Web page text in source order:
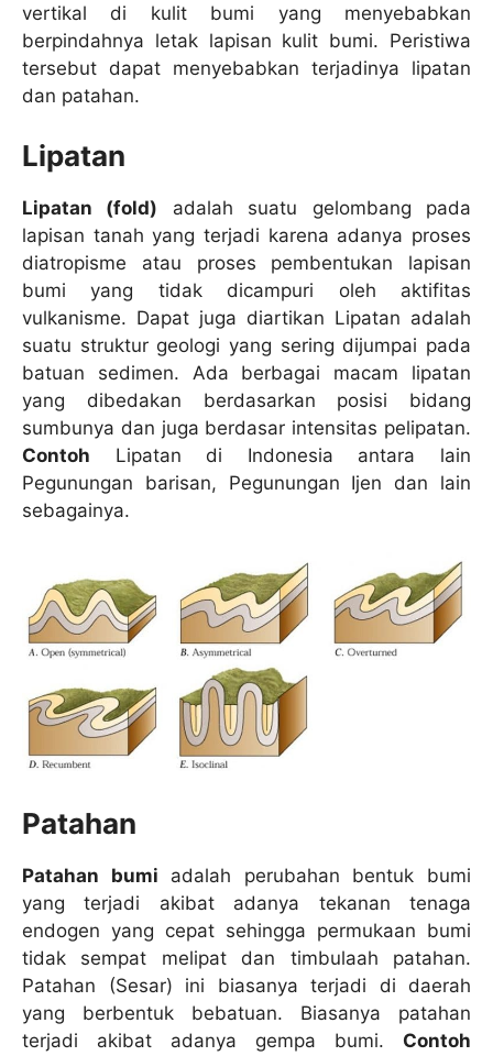
vertikal di kulit bumi yang menyebabkan
berpindahnya letak lapisan kulit bumi. Peristiwa
tersebut dapat menyebabkan terjadinya lipatan
dan patahan.
Lipatan
Lipatan (fold) adalah suatu gelombang pada
lapisan tanah yang terjadi karena adanya proses
diatropisme atau proses pembentukan lapisan
bumi yang tidak dicampuri oleh aktifitas
vulkanisme. Dapat juga diartikan Lipatan adalah
suatu struktur geologi yang sering dijumpai pada
batuan sedimen. Ada berbagai macam lipatan
yang dibedakan berdasarkan posisi bidang
sumbunya dan juga berdasar intensitas pelipatan.
Contoh Lipatan di Indonesia antara lain
Pegunungan barisan, Pegunungan Ijen dan lain
sebagainya.
Patahan
Patahan bumi adalah perubahan bentuk bumi
yang terjadi akibat adanya tekanan tenaga
endogen yang cepat sehingga permukaan bumi
tidak sempat melipat dan timbulaah patahan.
Patahan (Sesar) ini biasanya terjadi di daerah
yang berbentuk bebatuan. Biasanya patahan
terjadi akibat adanya gempa bumi. Contoh